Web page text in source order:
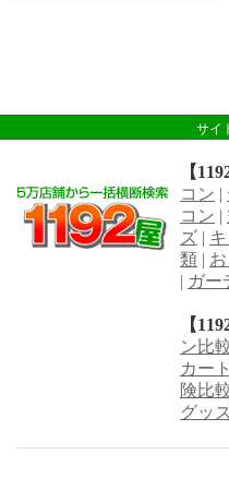
サイ
【
コン |
コン |
ズ |
類 |
| ガー
【
ン比
カー
険比
グッ